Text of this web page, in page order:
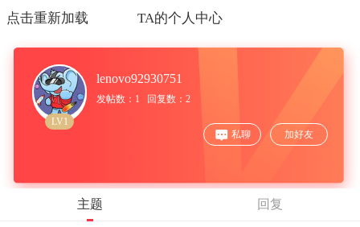
点击重新加载 TA的个人中心
LV1
lenovo92930751
发帖数：1 回复数：2
私聊 加好友
主题 回复